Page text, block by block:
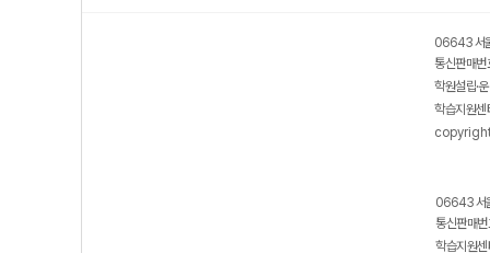
06643 서
통신판매
학원설립·
학습지원
06643 서
통신판매
학습지원